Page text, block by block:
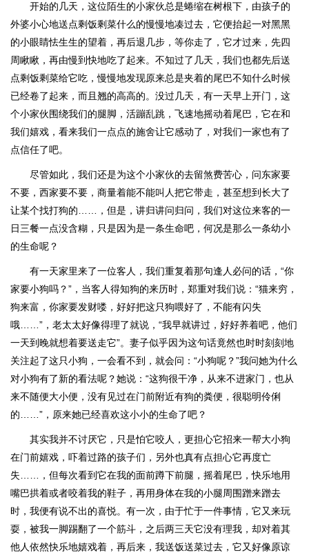
开始的几天，这位陌生的小家伙总是蜷缩在树根下，由孩子的
外婆小心地送点剩饭剩菜什么的慢慢地凑过去，它便抬起一对黑黑
的小眼睛怯生生的望着，再后退几步，等你走了，它才过来，先四
周瞅瞅，再由慢到快地吃了起来。不知过了几天，我们也都先后送
点剩饭剩菜给它吃，慢慢地发现原来总是夹着的尾巴不知什么时候
已经卷了起来，而且翘的高高的。没过几天，有一天早上开门，这
个小家伙围绕我们的腿脚，活蹦乱跳，飞速地摇动着尾巴，它在和
我们嬉戏，看来我们一点点的施舍让它感动了，对我们一家也有了
点信任了吧。
尽管如此，我们还是为这个小家伙的去留煞费苦心，问东家要
不要，西家要不要，商量着能不能叫人把它带走，甚至想到长大了
让某个找打狗的……，但是，讲归讲问归问，我们对这位来客的一
日三餐一点没含糊，只是因为是一条生命吧，何况是那么一条幼小
的生命呢？
有一天家里来了一位客人，我们重复着那句逢人必问的话，“你
家要小狗吗？”，当客人得知狗的来历时，郑重对我们说：“猫来穷，
狗来富，你家要发财喽，好好把这只狗喂好了，不能有闪失
哦……”，老太太好像得理了就说，“我早就讲过，好好养着吧，他们
一天到晚就想着要送走它”。妻子似乎因为这句话竟然也时时刻刻地
关注起了这只小狗，一会看不到，就会问：“小狗呢？”我问她为什么
对小狗有了新的看法呢？她说：“这狗很干净，从来不进家门，也从
来不随便大小便，没有见过在门前附近有狗的粪便，很聪明伶俐
的……”，原来她已经喜欢这小小的生命了吧？
其实我并不讨厌它，只是怕它咬人，更担心它招来一帮大小狗
在门前嬉戏，吓着过路的孩子们，另外也真有点担心它再度亡
失……，但每次看到它在我的面前蹲下前腿，摇着尾巴，快乐地用
嘴巴拱着或者咬着我的鞋子，再用身体在我的小腿周围蹭来蹭去
时，我便有说不出的喜悦。有一次，由于忙于一件事情，它又来玩
耍，被我一脚踢翻了一个筋斗，之后两三天它没有理我，却对着其
他人依然快乐地嬉戏着，再后来，我送饭送菜过去，它又好像原谅